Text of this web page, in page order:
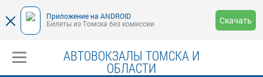
Приложение на ANDROID
Билеты из Томска без комиссии
Скачать
АВТОВОКЗАЛЫ ТОМСКА И
ОБЛАСТИ